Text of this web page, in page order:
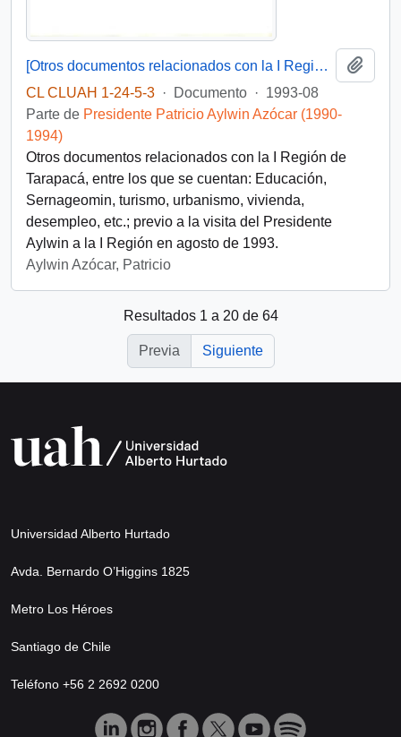
[Otros documentos relacionados con la I Región de Tarapacá]
CL CLUAH 1-24-5-3 · Documento · 1993-08
Parte de Presidente Patricio Aylwin Azócar (1990-
1994)
Otros documentos relacionados con la I Región de
Tarapacá, entre los que se cuentan: Educación,
Sernageomin, turismo, urbanismo, vivienda,
desempleo, etc.; previo a la visita del Presidente
Aylwin a la I Región en agosto de 1993.
Aylwin Azócar, Patricio
Resultados 1 a 20 de 64
Previa Siguiente
Universidad Alberto Hurtado
Avda. Bernardo O’Higgins 1825
Metro Los Héroes
Santiago de Chile
Teléfono +56 2 2692 0200